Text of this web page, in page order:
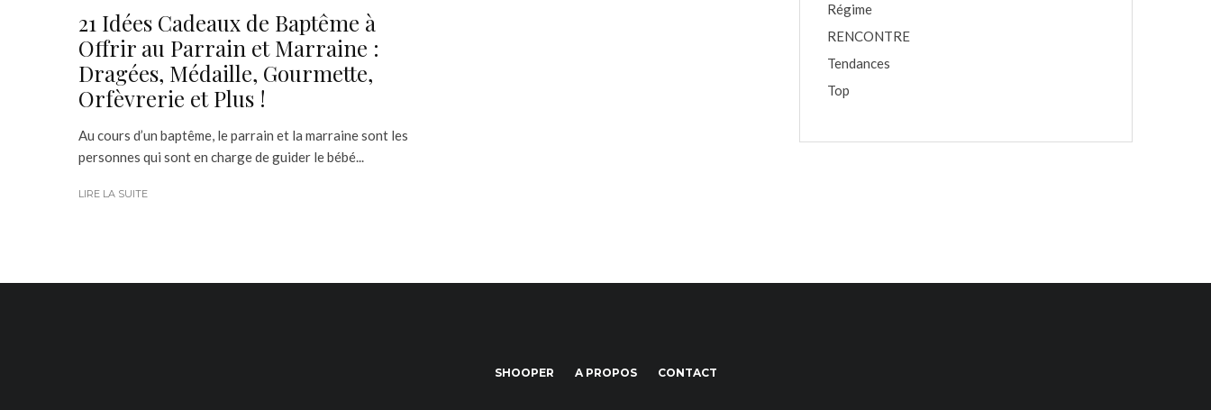
21 Idées Cadeaux de Baptême à
Offrir au Parrain et Marraine :
Dragées, Médaille, Gourmette,
Orfèvrerie et Plus !
Au cours d’un baptême, le parrain et la marraine sont les
personnes qui sont en charge de guider le bébé...
LIRE LA SUITE
Régime
RENCONTRE
Tendances
Top
SHOOPER A PROPOS CONTACT